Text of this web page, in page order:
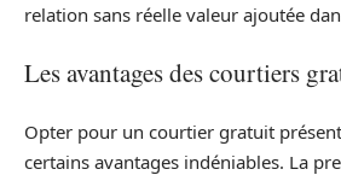
relation sans réelle valeur ajoutée
Les avantages des courtiers
Opter pour un courtier gratuit
certains avantages indéniables. La